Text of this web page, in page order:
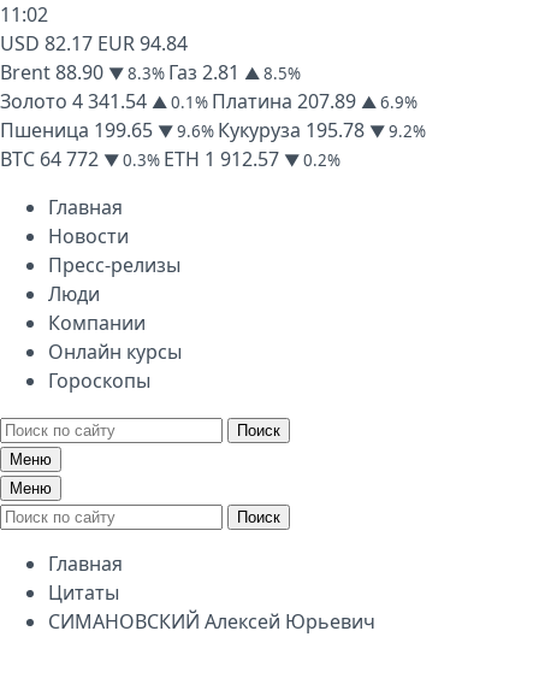
11:02
USD 82.17 EUR94.84
Brent88.90 ▼ 8.3% Газ 2.81 ▲ 8.5%
Золото 4 341.54 ▲ 0.1% Платина 207.89 ▲ 6.9%
Пшеница 199.65 ▼ 9.6% Кукуруза 195.78 ▼ 9.2%
BTC 64 772 ▼ 0.3% ETH 1 912.57 ▼ 0.2%
Главная
Новости
Пресс-релизы
Люди
Компании
Онлайн курсы
Гороскопы
Поиск
Меню
Меню
Поиск
Главная
Цитаты
СИМАНОВСКИЙ Алексей Юрьевич